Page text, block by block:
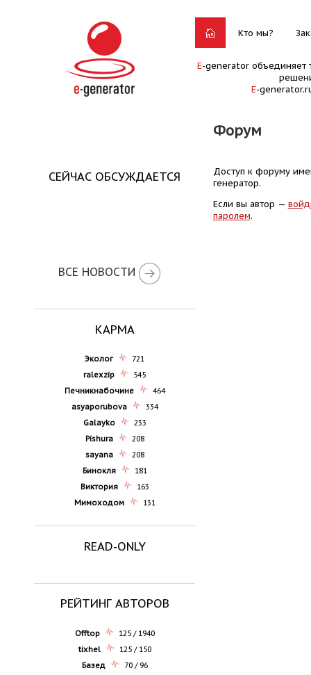
Кто мы?
E-generator объединяет
E-
Форум
СЕЙЧАС ОБСУЖДАЕТСЯ
ВСЕ НОВОСТИ
КАРМА
Эколог
721
ralexzip
545
Печникнабочине
464
asyaporubova
334
Galayko
233
Pishura
208
sayana
208
Бинокля
181
Виктория
163
Мимоходом
131
READ-ONLY
РЕЙТИНГ АВТОРОВ
Offtop
125 / 1940
tixhel
125 / 150
Базед
70 / 96
Доступ к форуму
генератор.
Если вы автор —
паролем.